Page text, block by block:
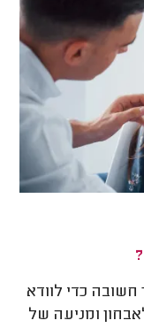
חשובה כדי לוודא
ומניעה של